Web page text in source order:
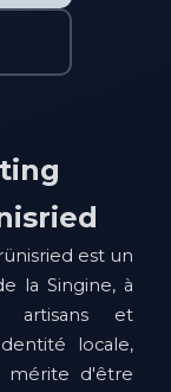
est un
la Singine, à
artisans et
locale,
mérite d'être